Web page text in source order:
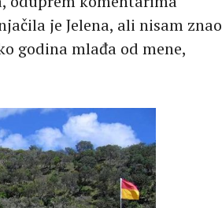
je Jelena, ali nisam znao
godina mlađa od mene,